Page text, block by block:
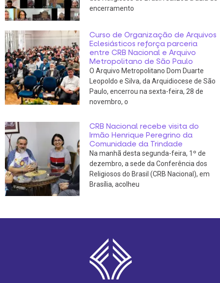
encerramento
Curso de Organização de Arquivos
Eclesiásticos reforça parceria
entre CRB Nacional e Arquivo
Metropolitano de São Paulo
O Arquivo Metropolitano Dom Duarte
Leopoldo e Silva, da Arquidiocese de São
Paulo, encerrou na sexta-feira, 28 de
novembro, o
CRB Nacional recebe visita do
Irmão Henrique Peregrino da
Comunidade da Trindade
Na manhã desta segunda-feira, 1º de
dezembro, a sede da Conferência dos
Religiosos do Brasil (CRB Nacional), em
Brasília, acolheu